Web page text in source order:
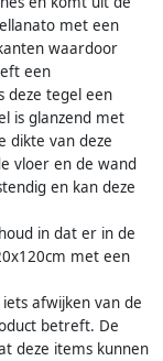
met een
waardoor
een
deze tegel een
is glanzend met
dikte van deze
vloer en de wand
en kan deze
in dat er in de
met een
afwijken van de
betreft. De
deze items kunnen